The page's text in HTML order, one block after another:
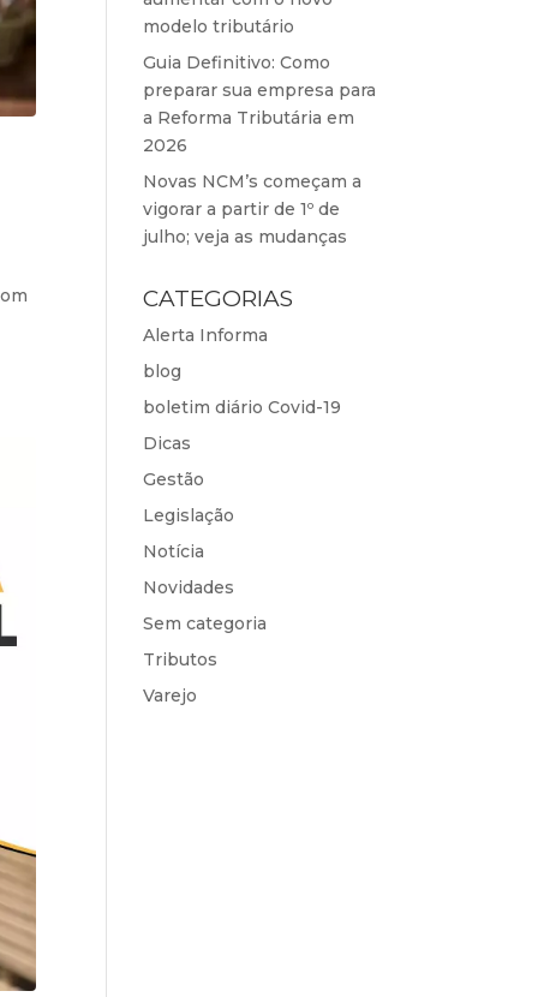
modelo tributário
Guia Definitivo: Como
preparar sua empresa para
a Reforma Tributária em
2026
Novas NCM’s começam a
vigorar a partir de 1º de
julho; veja as mudanças
CATEGORIAS
Alerta Informa
blog
boletim diário Covid-19
Dicas
Gestão
Legislação
Notícia
Novidades
Sem categoria
Tributos
Varejo